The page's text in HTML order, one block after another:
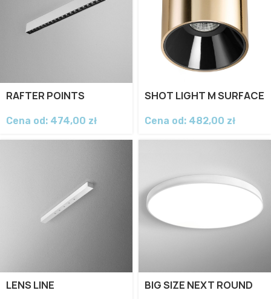
RAFTER POINTS
Cena od: 474,00 zł
SHOT LIGHT M SURFACE
Cena od: 482,00 zł
LENS LINE BIG SIZE NEXT ROUND